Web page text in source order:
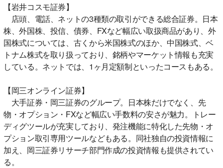
【岩井コスモ証券】
店頭、電話、ネットの3種類の取引ができる総合証券。日本
株、外国株、投信、債券、FXなど幅広い取扱商品があり、外
国株式については、古くから米国株式のほか、中国株式、ベ
トナム株式を取り扱っており、銘柄やマーケット情報も充実
している。ネットでは、1ヶ月定額制といったコースもある。
【岡三オンライン証券】
大手証券・岡三証券のグループ。日本株だけでなく、先
物・オプション・FXなど幅広い手数料の安さが魅力。トレー
ディグツールが充実しており、発注機能に特化した先物・オ
プション取引専用ツールなどもある。同社独自の投資情報に
加え、岡三証券リサーチ部門作成の投資情報も提供されてい
る。